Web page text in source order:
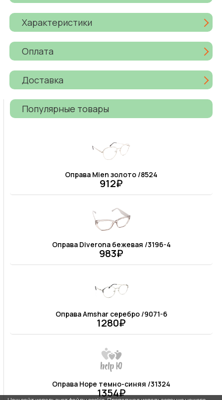
Характеристики
Оплата
Доставка
Популярные товары
Оправа Mien золото /8524
912₽
Оправа Diverona бежевая /3196-4
983₽
Оправа Amshar серебро /9071-6
1280₽
Оправа Hope темно-синяя /31324
1354₽